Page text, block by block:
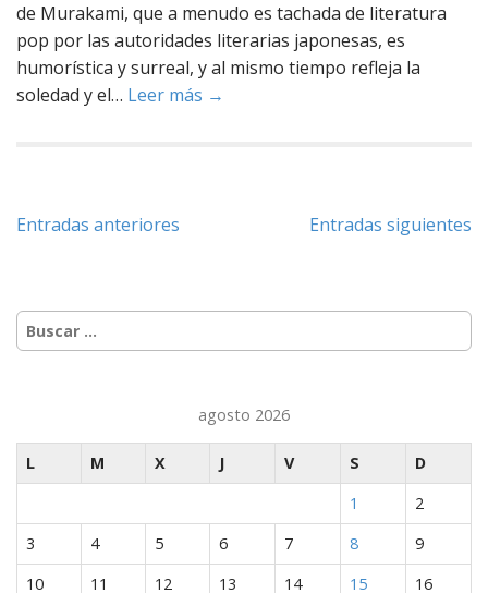
de Murakami, que a menudo es tachada de literatura
pop por las autoridades literarias japonesas, es
humorística y surreal, y al mismo tiempo refleja la
soledad y el… Leer más →
Navegación
entradas
Entradas anteriores Entradas siguientes
Buscar:
agosto 2026
L M X J V S
D
1
2
3
4 5 6 7 8
9
10
11 12 13 14 15
16